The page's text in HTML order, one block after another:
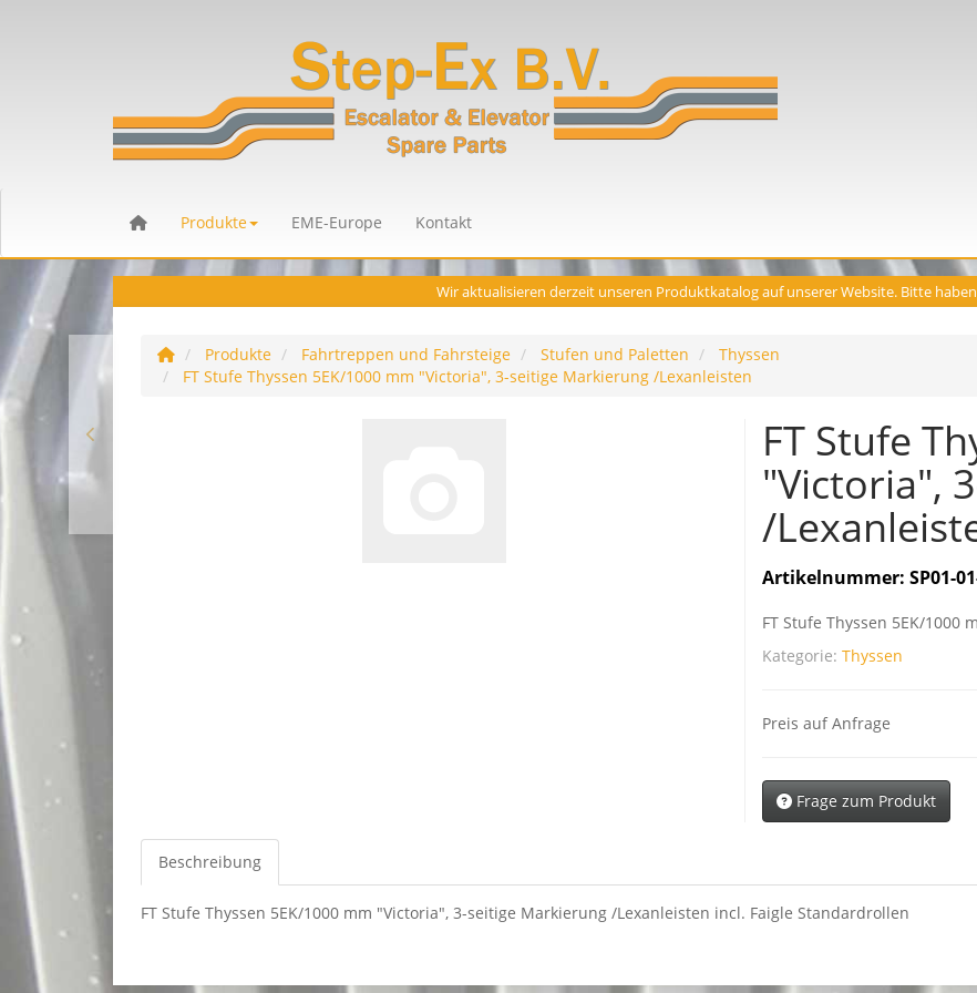
Produkte EME-Europe Kontakt
Wir aktualisieren derzeit unseren Produktkatalog auf unserer Website. Bitte haben
Produkte Fahrtreppen und Fahrsteige Stufen und Paletten
Thyssen
FT Stufe Thyssen 5EK/1000 mm "Victoria", 3-seitige Markierung /Lexanleisten
FT Stufe
"Victoria",
/
Artikelnummer: SP01-
FT Stufe Thyssen 5EK/
Kategorie: Thyssen
Preis auf Anfrage
Frage zum Produkt
Beschreibung
FT Stufe Thyssen 5EK/1000 mm "Victoria", 3-seitige Markierung /Lexanleisten incl. Faigle Standardrollen